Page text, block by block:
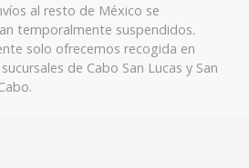
al resto de México se
temporalmente suspendidos.
solo ofrecemos recogida en
de Cabo San Lucas y San